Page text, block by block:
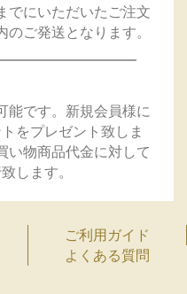
でにいただいたご注文
のご発送となります。
能です。新規会員様に
をプレゼント致しま
い物商品代金に対して
します。
ご利用ガイド
よくある質問